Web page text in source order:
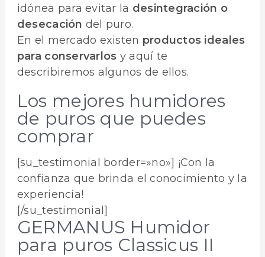
idónea para evitar la desintegración o
desecación del puro.
En el mercado existen productos ideales
para conservarlos y aquí te
describiremos algunos de ellos.
Los mejores humidores
de puros que puedes
comprar
[su_testimonial border=»no»] ¡Con la
confianza que brinda el conocimiento y la
experiencia!
[/su_testimonial]
GERMANUS Humidor
para puros Classicus II